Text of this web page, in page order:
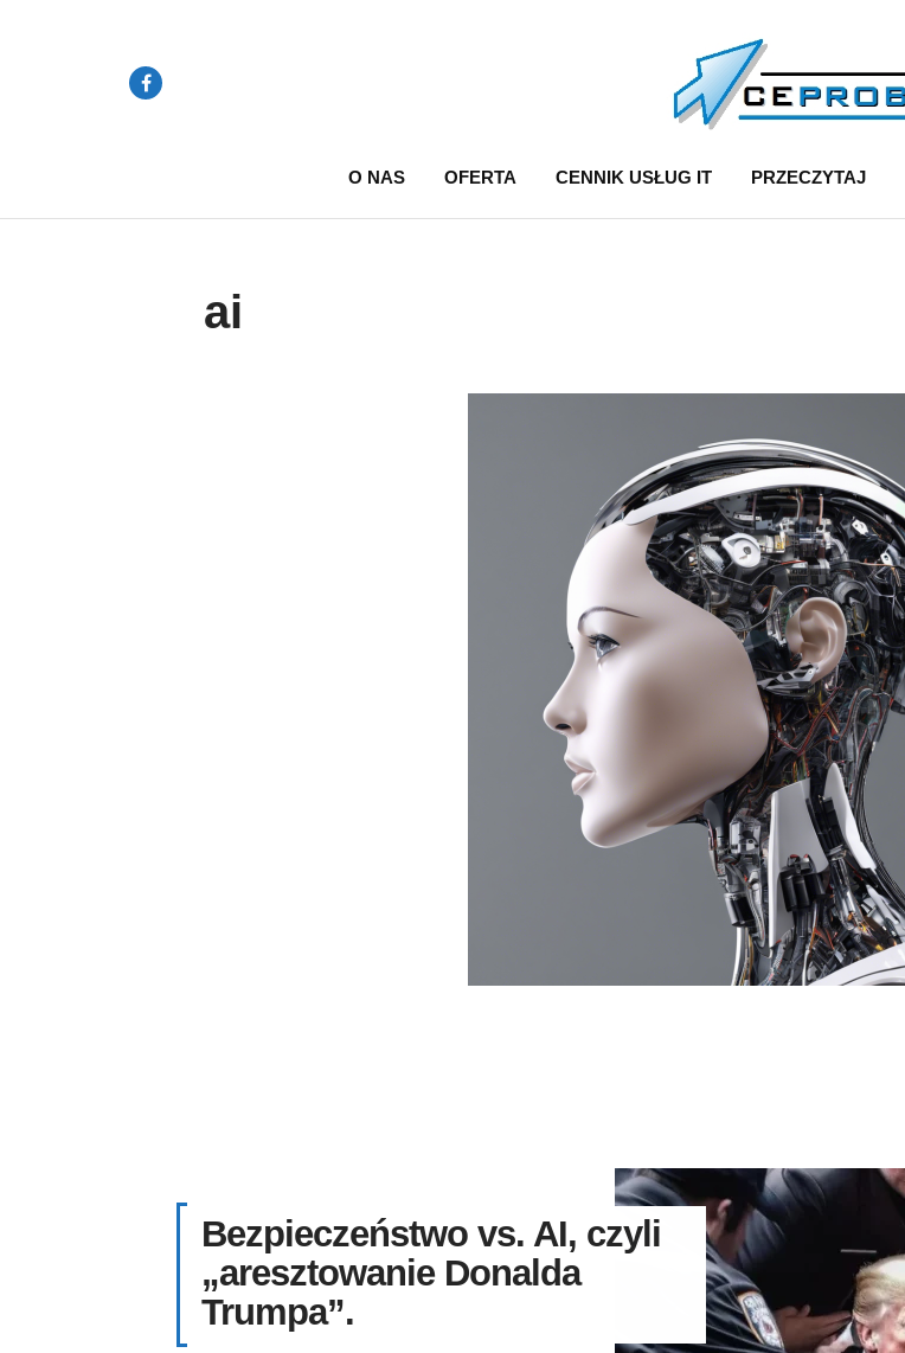
O NAS OFERTA CENNIK USŁUG IT PRZECZYTAJ
ai
Bezpieczeństwo vs. AI, czyli
„aresztowanie Donalda
Trumpa”.